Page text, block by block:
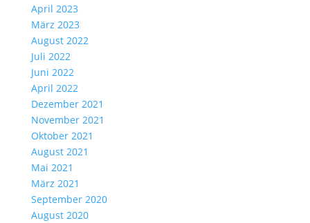
April 2023
März 2023
August 2022
Juli 2022
Juni 2022
April 2022
Dezember 2021
November 2021
Oktober 2021
August 2021
Mai 2021
März 2021
September 2020
August 2020